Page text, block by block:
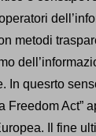
metodi
In quesrto
Freedom Act”
Il fine